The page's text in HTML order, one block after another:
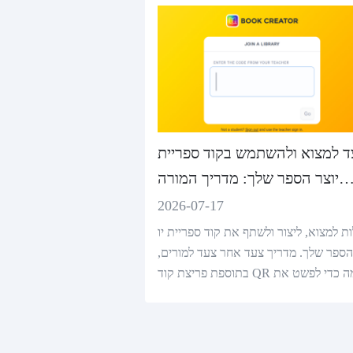
למצוא ולהשתמש בקוד ספריית
יוצר הספר שלך: מדריך המורה
המלא
2026-07-17
למצוא, ליצור ולשתף את קוד ספריית יו
שלך. מדריך צעד אחר צעד למורים,
בתוספת פריצת קוד QR חכמה כדי לפשט את